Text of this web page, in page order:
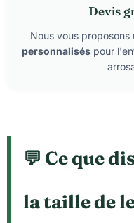
Devis
Nous vous proposons
personnalisés pour
💬 Ce que
la taille de